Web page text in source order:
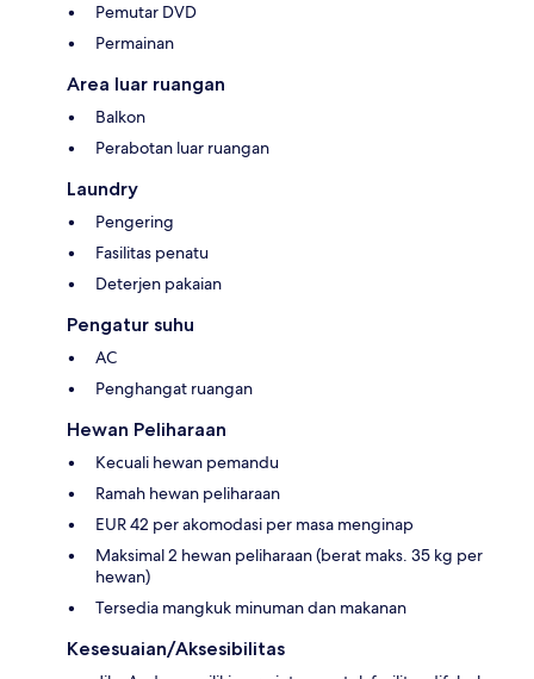
Pemutar DVD
Permainan
Area luar ruangan
Balkon
Perabotan luar ruangan
Laundry
Pengering
Fasilitas penatu
Deterjen pakaian
Pengatur suhu
AC
Penghangat ruangan
Hewan Peliharaan
Kecuali hewan pemandu
Ramah hewan peliharaan
EUR 42 per akomodasi per masa menginap
Maksimal 2 hewan peliharaan (berat maks. 35 kg per
hewan)
Tersedia mangkuk minuman dan makanan
Kesesuaian/Aksesibilitas